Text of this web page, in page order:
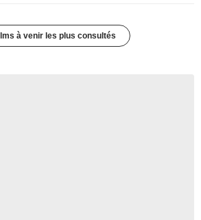
à venir les plus consultés